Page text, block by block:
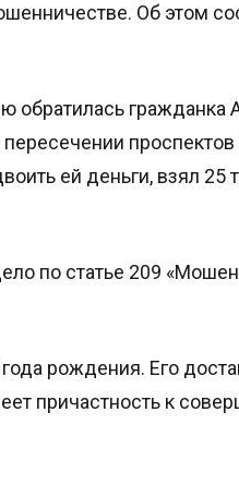
Об этом
обратилась гражданка
пересечении
ей деньги, взял 25
по статье 209
рождения. Его
причастность к